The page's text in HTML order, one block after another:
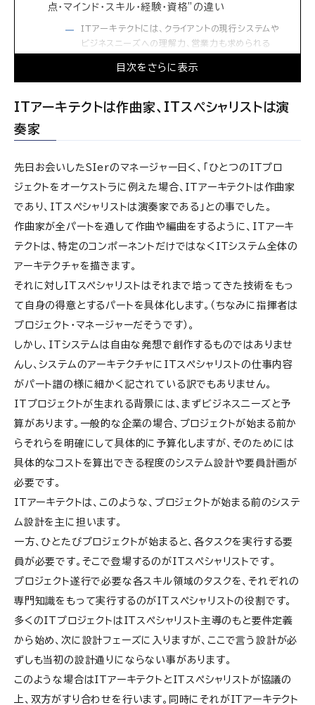
目次をさらに表示
点・マインド・スキル・経験・資格”の違い
ITアーキテクトには、クライアントの現行システムや
ビジネスニーズへの理解力、営業力も求められる
域も含めたテクノロジーへの知見とスキルが求めら
両者になるために必須の資格はなく、あくまでも対
ルや経験、その後のキャリアパス”の違い
ITアーキテクトのキャリアパス：CTOやCIOなど
上流からIT推進・IT企画に関わるポジションへ繋
ITスペシャリストのキャリアパス：ITアーキテクト、
事業会社テックリードなど技術力を起点にテクノロ
ジーベースでのキャリアパスが広がる
ITアーキテクトは作曲家、ITスペシャリストは演
奏家
先日お会いしたSIerのマネージャー曰く、「ひとつのITプロ
ジェクトをオーケストラに例えた場合、ITアーキテクトは作曲家
であり、ITスペシャリストは演奏家である」との事でした。
作曲家が全パートを通して作曲や編曲をするように、ITアーキ
テクトは、特定のコンポーネントだけではなくITシステム全体の
アーキテクチャを描きます。
それに対しITスペシャリストはそれまで培ってきた技術をもっ
て自身の得意とするパートを具体化します。（ちなみに指揮者は
プロジェクト・マネージャーだそうです）。
しかし、ITシステムは自由な発想で創作するものではありませ
んし、システムのアーキテクチャにITスペシャリストの仕事内容
がパート譜の様に細かく記されている訳でもありません。
ITプロジェクトが生まれる背景には、まずビジネスニーズと予
算があります。一般的な企業の場合、プロジェクトが始まる前か
らそれらを明確にして具体的に予算化しますが、そのためには
具体的なコストを算出できる程度のシステム設計や要員計画が
必要です。
ITアーキテクトは、このような、プロジェクトが始まる前のシステ
ム設計を主に担います。
一方、ひとたびプロジェクトが始まると、各タスクを実行する要
員が必要です。そこで登場するのがITスペシャリストです。
プロジェクト遂行で必要な各スキル領域のタスクを、それぞれの
専門知識をもって実行するのがITスペシャリストの役割です。
多くのITプロジェクトはITスペシャリスト主導のもと要件定義
から始め、次に設計フェーズに入りますが、ここで言う設計が必
ずしも当初の設計通りにならない事があります。
このような場合はITアーキテクトとITスペシャリストが協議の
上、双方がすり合わせを行います。同時にそれがITアーキテクト